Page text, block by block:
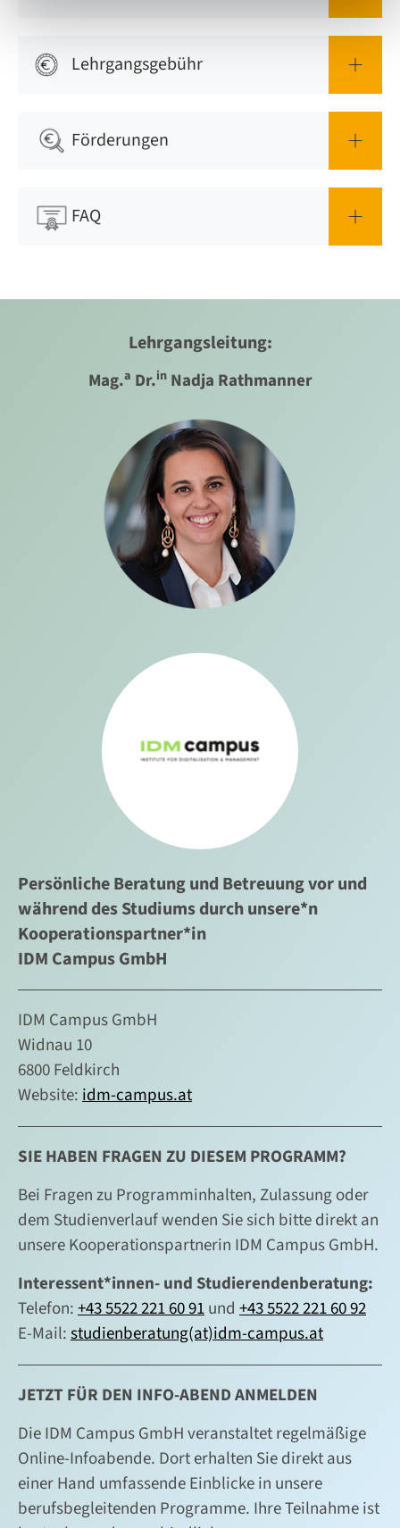
Lehrgangsgebühr
Förderungen
FAQ
Lehrgangsleitung:
Mag.a Dr.inNadja Rathmanner
Persönliche Beratung und Betreuung vor und
während des Studiums durch unsere*n
Kooperationspartner*in
IDM Campus GmbH
IDM Campus GmbH
Widnau 10
6800 Feldkirch
Website:idm-campus.at
SIE HABEN FRAGEN ZU DIESEM PROGRAMM?
Bei Fragen zu Programminhalten, Zulassung oder
dem Studienverlauf wenden Sie sich bitte direkt an
unsere Kooperationspartnerin IDM Campus GmbH.
Interessent*innen- und Studierendenberatung:
Telefon:+43 5522 221 60 91und +43 5522 221 60 92
E-Mail:studienberatung(at)idm-campus.at
JETZT FÜR DEN INFO-ABEND ANMELDEN
Die IDM Campus GmbH veranstaltet regelmäßige
Online-Infoabende. Dort erhalten Sie direkt aus
einer Hand umfassende Einblicke in unsere
berufsbegleitenden Programme. Ihre Teilnahme ist